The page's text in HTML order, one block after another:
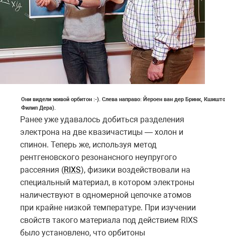
Они видели живой орбитон :-). Слева направо: Йероен ван дер Бринк,
Филип Дера).
Ранее уже удавалось добиться разделения
электрона на две квазичастицы — холон и
спинон. Теперь же, используя метод
рентгеновского резонансного неупругого
рассеяния (RIXS), физики воздействовали на
специальный материал, в котором электроны
наличествуют в одномерной цепочке атомов
при крайне низкой температуре. При изучении
свойств такого материала под действием RIXS
было установлено, что орбитоны